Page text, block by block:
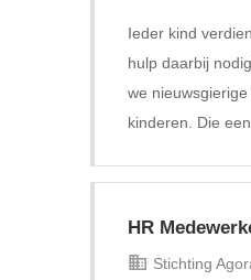
Ieder kind
hulp daarbij
we
kinderen. Die
HR
Stichting